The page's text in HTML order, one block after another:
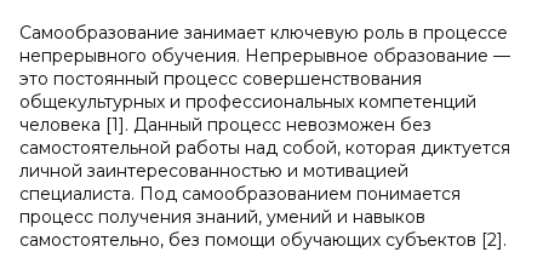
Самообразование занимает ключевую роль в процессе
непрерывного обучения. Непрерывное образование —
это постоянный процесс совершенствования
общекультурных и профессиональных компетенций
человека [1]. Данный процесс невозможен без
самостоятельной работы над собой, которая диктуется
личной заинтересованностью и мотивацией
специалиста. Под самообразованием понимается
процесс получения знаний, умений и навыков
самостоятельно, без помощи обучающих субъектов [2].